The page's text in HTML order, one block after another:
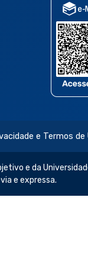
e Termos de
e da
e expressa.